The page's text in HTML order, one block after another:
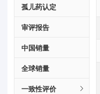
孤儿药认定
审评报告
中国销量
全球销量
一致性评价